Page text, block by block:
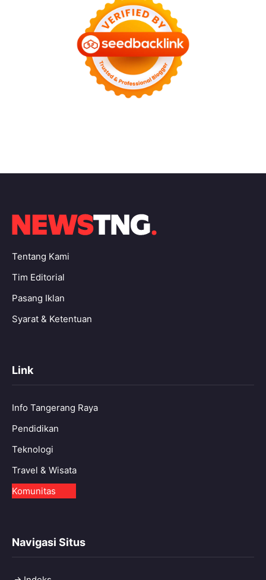
Tentang Kami
Tim Editorial
Pasang Iklan
Syarat & Ketentuan
Link
Info Tangerang Raya
Pendidikan
Teknologi
Travel & Wisata
Komunitas
Navigasi Situs